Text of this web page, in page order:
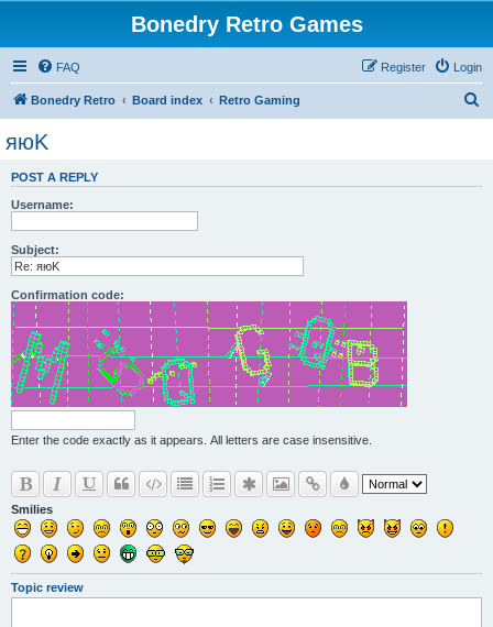
Bonedry Retro Games
FAQ Login
Register
Bonedry Retro Board index Retro Gaming
яюK
POST A REPLY
Username:
Subject:
Confirmation code:
Enter the code exactly as it appears. All letters are case insensitive.
Smilies
Topic review